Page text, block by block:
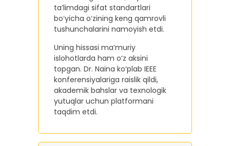
taʼlimdagi sifat standartlari
boʻyicha oʻzining keng qamrovli
tushunchalarini namoyish etdi.
Uning hissasi ma’muriy
islohotlarda ham o‘z aksini
topgan. Dr. Naina ko‘plab IEEE
konferensiyalariga raislik qildi,
akademik bahslar va texnologik
yutuqlar uchun platformani
taqdim etdi.